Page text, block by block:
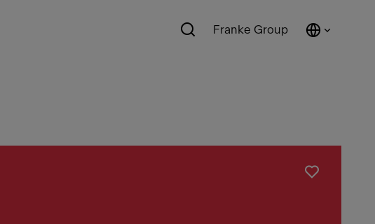
Franke Group